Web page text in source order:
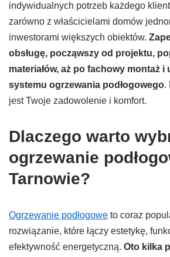
indywidualnych potrzeb każdego
zarówno z właścicielami domów
inwestorami większych obiektów.
obsługę, począwszy od projektu,
materiałów, aż po fachowy montaż
systemu ogrzewania podłogowego.
jest Twoje zadowolenie i komfort.
Dlaczego warto
ogrzewanie
Tarnowie?
Ogrzewanie podłogowe to coraz
rozwiązanie, które łączy estetykę,
efektywność energetyczną. Oto kilka